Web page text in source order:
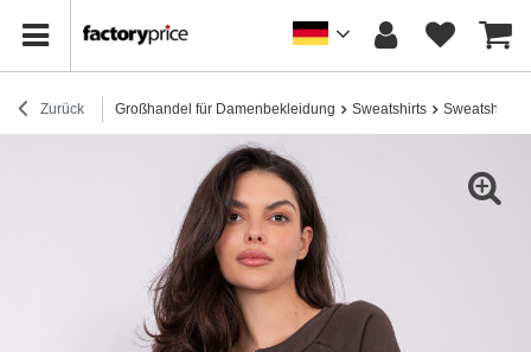
Zurück Großhandel für Damenbekleidung Sweatshirts Sweatshirts